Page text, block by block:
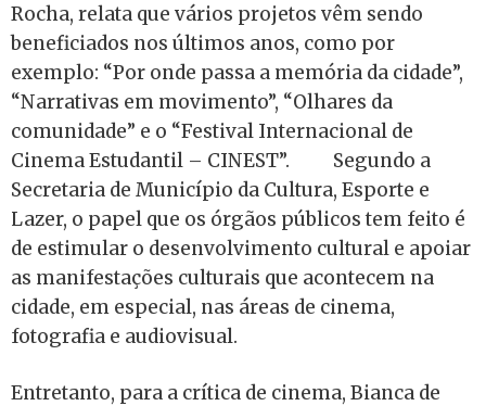
Rocha, relata que vários projetos vêm sendo
beneficiados nos últimos anos, como por
exemplo: “Por onde passa a memória da cidade”,
“Narrativas em movimento”, “Olhares da
comunidade” e o “Festival Internacional de
Cinema Estudantil – CINEST”. Segundo a
Secretaria de Município da Cultura, Esporte e
Lazer, o papel que os órgãos públicos tem feito é
de estimular o desenvolvimento cultural e apoiar
as manifestações culturais que acontecem na
cidade, em especial, nas áreas de cinema,
fotografia e audiovisual.
Entretanto, para a crítica de cinema, Bianca de